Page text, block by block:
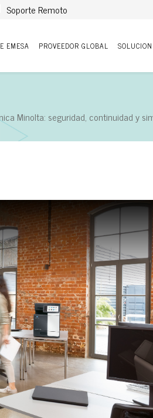
Soporte Remoto
EMESA PROVEEDOR GLOBAL
Minolta: seguridad, continuidad y